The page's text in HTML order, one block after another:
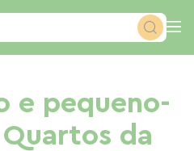
e pequeno-
da
de Cookies